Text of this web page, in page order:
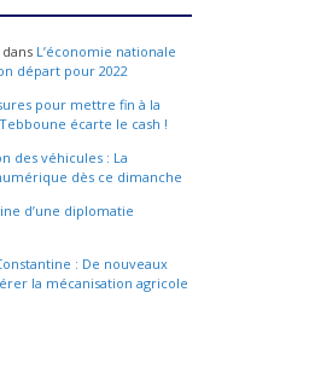
dans L’économie nationale
départ pour 2022
pour mettre fin à la
écarte le cash !
des véhicules : La
dès ce dimanche
d’une diplomatie
: De nouveaux
la mécanisation agricole